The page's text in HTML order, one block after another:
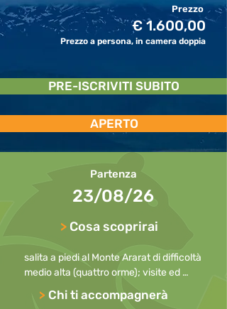
Prezzo
€ 1.600,00
Prezzo a persona, in camera doppia
PRE-ISCRIVITI SUBITO
APERTO
Partenza
23/08/26
> Cosa scoprirai
salita a piedi al Monte Ararat di difficoltà
medio alta (quattro orme); visite ed
escursioni ai villaggi e ai monumenti;
trekking urbano a Van e a Dogubeyazit.
> Chi ti accompagnerà